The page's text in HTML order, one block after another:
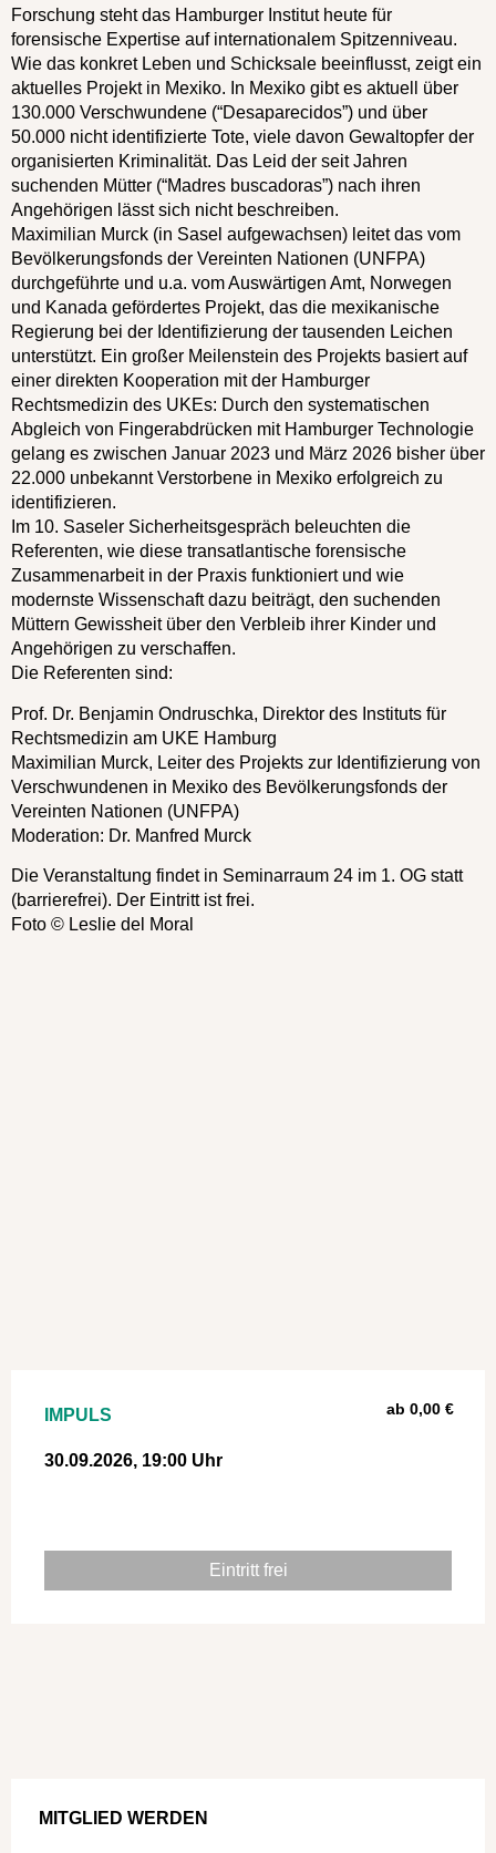
Forschung steht das Hamburger Institut heute für
forensische Expertise auf internationalem Spitzenniveau.
Wie das konkret Leben und Schicksale beeinflusst, zeigt ein
aktuelles Projekt in Mexiko. In Mexiko gibt es aktuell über
130.000 Verschwundene (“Desaparecidos”) und über
50.000 nicht identifizierte Tote, viele davon Gewaltopfer der
organisierten Kriminalität. Das Leid der seit Jahren
suchenden Mütter (“Madres buscadoras”) nach ihren
Angehörigen lässt sich nicht beschreiben.
Maximilian Murck (in Sasel aufgewachsen) leitet das vom
Bevölkerungsfonds der Vereinten Nationen (UNFPA)
durchgeführte und u.a. vom Auswärtigen Amt, Norwegen
und Kanada gefördertes Projekt, das die mexikanische
Regierung bei der Identifizierung der tausenden Leichen
unterstützt. Ein großer Meilenstein des Projekts basiert auf
einer direkten Kooperation mit der Hamburger
Rechtsmedizin des UKEs: Durch den systematischen
Abgleich von Fingerabdrücken mit Hamburger Technologie
gelang es zwischen Januar 2023 und März 2026 bisher über
22.000 unbekannt Verstorbene in Mexiko erfolgreich zu
identifizieren.
Im 10. Saseler Sicherheitsgespräch beleuchten die
Referenten, wie diese transatlantische forensische
Zusammenarbeit in der Praxis funktioniert und wie
modernste Wissenschaft dazu beiträgt, den suchenden
Müttern Gewissheit über den Verbleib ihrer Kinder und
Angehörigen zu verschaffen.
Die Referenten sind:
Prof. Dr. Benjamin Ondruschka, Direktor des Instituts für
Rechtsmedizin am UKE Hamburg
Maximilian Murck, Leiter des Projekts zur Identifizierung von
Verschwundenen in Mexiko des Bevölkerungsfonds der
Vereinten Nationen (UNFPA)
Moderation: Dr. Manfred Murck
Die Veranstaltung findet in Seminarraum 24 im 1. OG statt
(barrierefrei). Der Eintritt ist frei.
Foto © Leslie del Moral
IMPULS
30.09.2026, 19:00 Uhr
ab 0,00 €
Eintritt frei
MITGLIED WERDEN